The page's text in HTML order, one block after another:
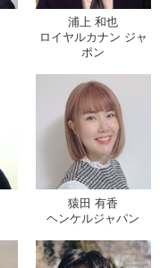
浦上 和也
ロイヤルカナン ジャ
ポン
猿田 有香
ヘンケルジャパン